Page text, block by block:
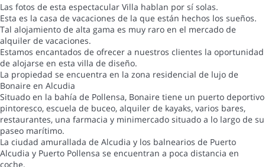
Las fotos de esta espectacular Villa hablan por sí solas.
Esta es la casa de vacaciones de la que están hechos los sueños.
Tal alojamiento de alta gama es muy raro en el mercado de
alquiler de vacaciones.
Estamos encantados de ofrecer a nuestros clientes la oportunidad
de alojarse en esta villa de diseño.
La propiedad se encuentra en la zona residencial de lujo de
Bonaire en Alcudia
Situado en la bahía de Pollensa, Bonaire tiene un puerto deportivo
pintoresco, escuela de buceo, alquiler de kayaks, varios bares,
restaurantes, una farmacia y minimercado situado a lo largo de su
paseo marítimo.
La ciudad amurallada de Alcudia y los balnearios de Puerto
Alcudia y Puerto Pollensa se encuentran a poca distancia en
coche.